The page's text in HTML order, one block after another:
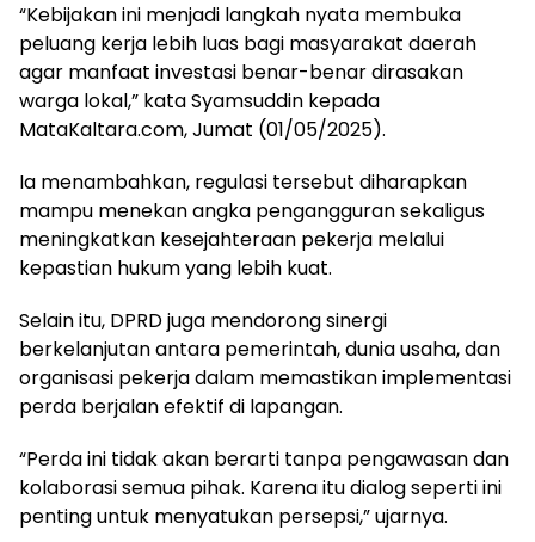
“Kebijakan ini menjadi langkah nyata membuka
peluang kerja lebih luas bagi masyarakat daerah
agar manfaat investasi benar-benar dirasakan
warga lokal,” kata Syamsuddin kepada
MataKaltara.com, Jumat (01/05/2025).
Ia menambahkan, regulasi tersebut diharapkan
mampu menekan angka pengangguran sekaligus
meningkatkan kesejahteraan pekerja melalui
kepastian hukum yang lebih kuat.
Selain itu, DPRD juga mendorong sinergi
berkelanjutan antara pemerintah, dunia usaha, dan
organisasi pekerja dalam memastikan implementasi
perda berjalan efektif di lapangan.
“Perda ini tidak akan berarti tanpa pengawasan dan
kolaborasi semua pihak. Karena itu dialog seperti ini
penting untuk menyatukan persepsi,” ujarnya.